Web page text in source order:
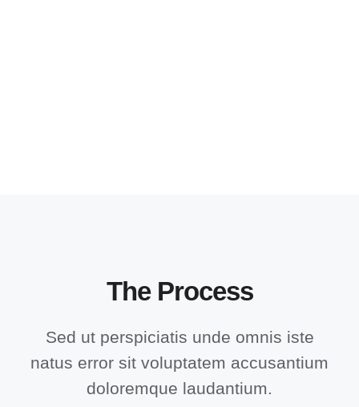
The Process
Sed ut perspiciatis unde omnis iste
natus error sit voluptatem accusantium
doloremque laudantium.